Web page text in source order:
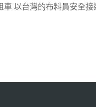
車 以台灣的布料員安全接